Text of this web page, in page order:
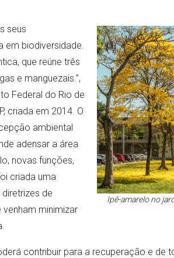
Ipê-amarelo no
seus
em biodiversidade.
que reúne três
e manguezais.”,
Federal do Rio de
criada em 2014. O
ambiental
adensar a área
novas funções,
criada uma
de
minimizar
contribuir para a recuperação e de